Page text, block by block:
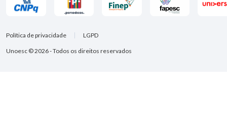
Unoesc © 2026 - Todos os direitos reservados
Política de privacidade LGPD